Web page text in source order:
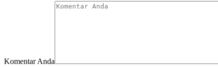
Komentar Anda